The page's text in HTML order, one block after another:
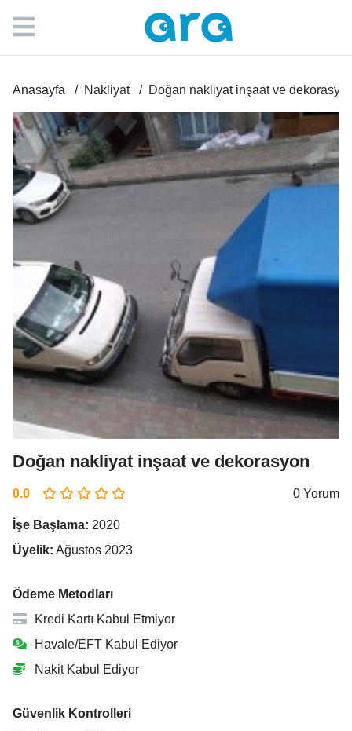
Anasayfa Nakliyat Doğan nakliyat inşaat ve
Doğan nakliyat inşaat ve dekorasyon
0.0 0 Yorum
İşe Başlama: 2020
Üyelik: Ağustos 2023
Ödeme Metodları
Kredi Kartı Kabul Etmiyor
Havale/EFT Kabul Ediyor
Nakit Kabul Ediyor
Güvenlik Kontrolleri